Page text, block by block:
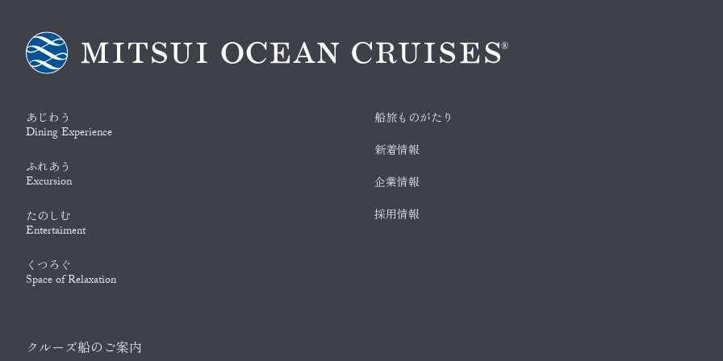
あじわう
Dining Experience
ふれあう
Excursion
たのしむ
Entertaiment
くつろぐ
Space of Relaxation
船旅ものがたり
新着情報
企業情報
採用情報
クルーズ船のご案内